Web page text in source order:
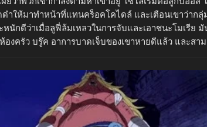
ำให้มาทำหน้าที่แทนคร็อคโคไดล์ และเตือนเขาว่าก
นักดีว่าเมื่อลูฟี่ล้มเหลวในการจับและเอาชนะโมเรีย
งครัว บรู๊ค อาการบาดเจ็บของเขาหายดีแล้ว และ